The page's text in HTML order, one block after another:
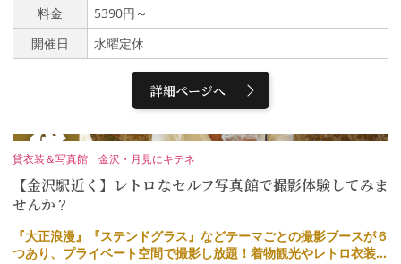
料金
5390円～
開催日
水曜定休
詳細ページへ
【金沢駅近く】レトロなセルフ写真館で撮影体験してみま
せんか？
貸衣装＆写真館 金沢・月見にキテネ
『大正浪漫』『ステンドグラス』などテーマごとの撮影ブースが６
つあり、プライベート空間で撮影し放題！着物観光やレトロ衣装を